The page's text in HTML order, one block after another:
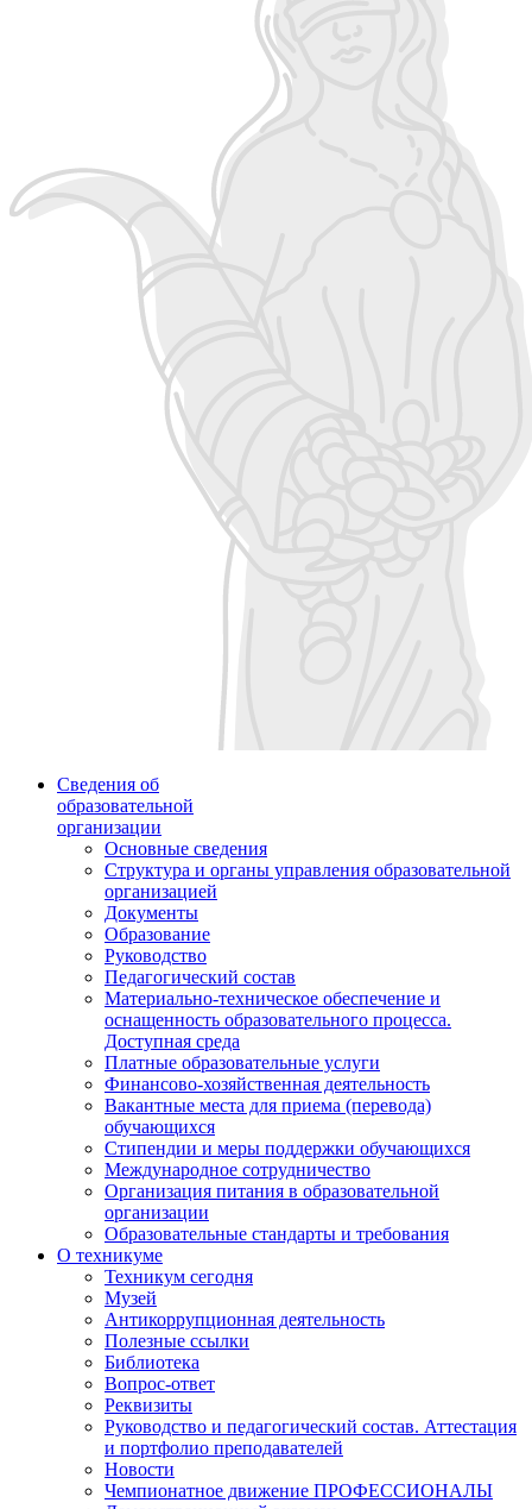
Сведения об
образовательной
организации
Основные сведения
Структура и органы управления образовательной
организацией
Документы
Образование
Руководство
Педагогический состав
Материально-техническое обеспечение и
оснащенность образовательного процесса.
Доступная среда
Платные образовательные услуги
Финансово-хозяйственная деятельность
Вакантные места для приема (перевода)
обучающихся
Стипендии и меры поддержки обучающихся
Международное сотрудничество
Организация питания в образовательной
организации
Образовательные стандарты и требования
О техникуме
Техникум сегодня
Музей
Антикоррупционная деятельность
Полезные ссылки
Библиотека
Вопрос-ответ
Реквизиты
Руководство и педагогический состав. Аттестация
и портфолио преподавателей
Новости
Чемпионатное движение ПРОФЕССИОНАЛЫ